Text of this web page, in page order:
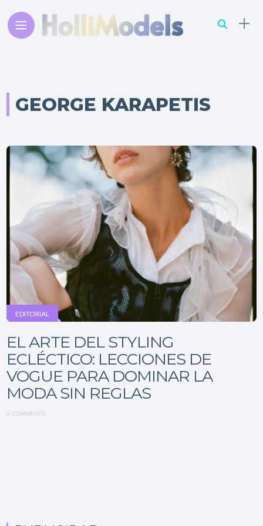
GEORGE KARAPETIS
EDITORIAL
EL ARTE DEL STYLING
ECLÉCTICO: LECCIONES DE
VOGUE PARA DOMINAR LA
MODA SIN REGLAS
0 COMMENTS